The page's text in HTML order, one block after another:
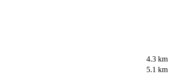
4.3 km
5.1 km